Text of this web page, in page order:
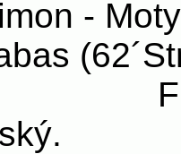
-
Fliger